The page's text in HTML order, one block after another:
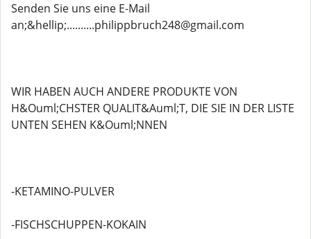
Senden Sie uns eine E-Mail
an;&hellip;..........philippbruch248@gmail.com
WIR HABEN AUCH ANDERE PRODUKTE VON
H&Ouml;CHSTER QUALIT&Auml;T, DIE SIE IN DER LISTE
UNTEN SEHEN K&Ouml;NNEN
-KETAMINO-PULVER
-FISCHSCHUPPEN-KOKAIN